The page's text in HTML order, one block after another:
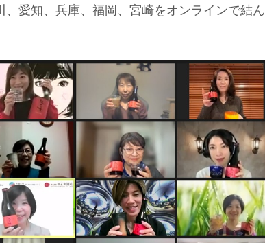
愛知、兵庫、福岡、宮崎をオンラインで結ん